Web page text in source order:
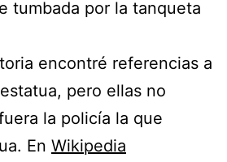
tumbada por la tanqueta
encontré referencias a
pero ellas no
la policía la que
En Wikipedia